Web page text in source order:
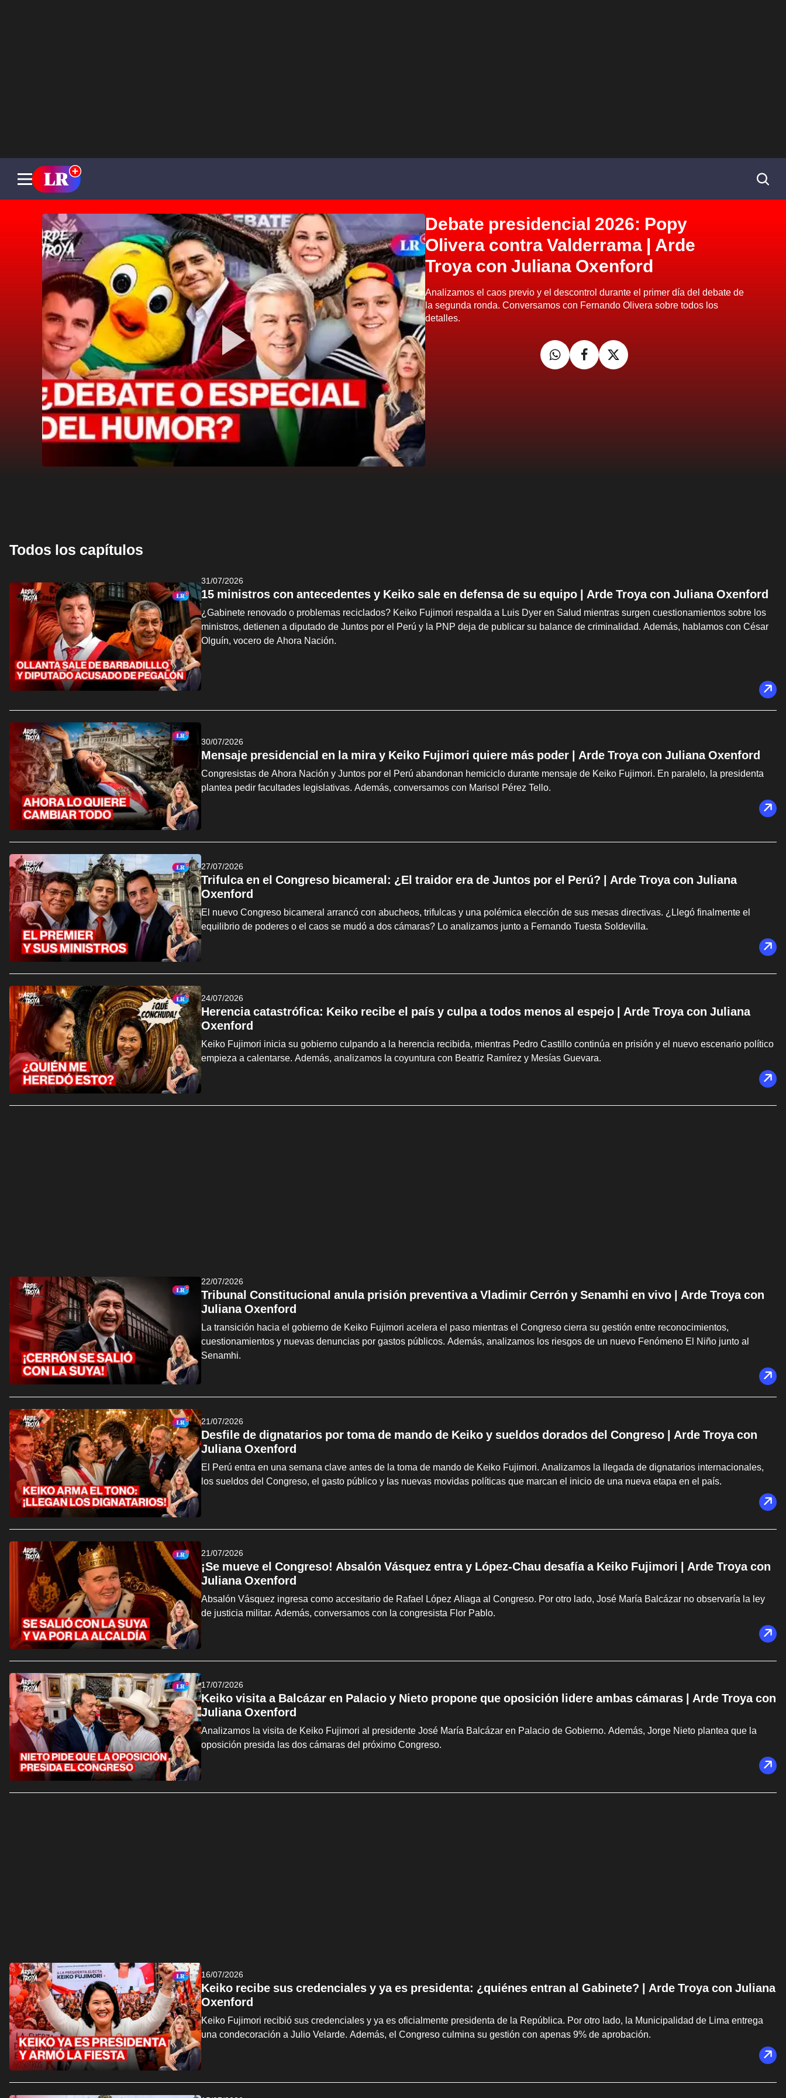
Debate presidencial 2026: Popy
Olivera contra Valderrama | Arde
Troya con Juliana Oxenford
Analizamos el caos previo y el descontrol durante el primer día del debate de
la segunda ronda. Conversamos con Fernando Olivera sobre todos los
detalles.
Todos los capítulos
31/07/2026
15 ministros con antecedentes y Keiko sale en defensa de su equipo | Arde Troya con Juliana Oxenford
¿Gabinete renovado o problemas reciclados? Keiko Fujimori respalda a Luis Dyer en Salud mientras surgen cuestionamientos sobre los
ministros, detienen a diputado de Juntos por el Perú y la PNP deja de publicar su balance de criminalidad. Además, hablamos con César
Olguín, vocero de Ahora Nación.
30/07/2026
Mensaje presidencial en la mira y Keiko Fujimori quiere más poder | Arde Troya con Juliana Oxenford
Congresistas de Ahora Nación y Juntos por el Perú abandonan hemiciclo durante mensaje de Keiko Fujimori. En paralelo, la presidenta
plantea pedir facultades legislativas. Además, conversamos con Marisol Pérez Tello.
27/07/2026
Trifulca en el Congreso bicameral: ¿El traidor era de Juntos por el Perú? | Arde Troya con Juliana
Oxenford
El nuevo Congreso bicameral arrancó con abucheos, trifulcas y una polémica elección de sus mesas directivas. ¿Llegó finalmente el
equilibrio de poderes o el caos se mudó a dos cámaras? Lo analizamos junto a Fernando Tuesta Soldevilla.
24/07/2026
Herencia catastrófica: Keiko recibe el país y culpa a todos menos al espejo | Arde Troya con Juliana
Oxenford
Keiko Fujimori inicia su gobierno culpando a la herencia recibida, mientras Pedro Castillo continúa en prisión y el nuevo escenario político
empieza a calentarse. Además, analizamos la coyuntura con Beatriz Ramírez y Mesías Guevara.
22/07/2026
Tribunal Constitucional anula prisión preventiva a Vladimir Cerrón y Senamhi en vivo | Arde Troya con
Juliana Oxenford
La transición hacia el gobierno de Keiko Fujimori acelera el paso mientras el Congreso cierra su gestión entre reconocimientos,
cuestionamientos y nuevas denuncias por gastos públicos. Además, analizamos los riesgos de un nuevo Fenómeno El Niño junto al
Senamhi.
21/07/2026
Desfile de dignatarios por toma de mando de Keiko y sueldos dorados del Congreso | Arde Troya con
Juliana Oxenford
El Perú entra en una semana clave antes de la toma de mando de Keiko Fujimori. Analizamos la llegada de dignatarios internacionales,
los sueldos del Congreso, el gasto público y las nuevas movidas políticas que marcan el inicio de una nueva etapa en el país.
21/07/2026
¡Se mueve el Congreso! Absalón Vásquez entra y López-Chau desafía a Keiko Fujimori | Arde Troya con
Juliana Oxenford
Absalón Vásquez ingresa como accesitario de Rafael López Aliaga al Congreso. Por otro lado, José María Balcázar no observaría la ley
de justicia militar. Además, conversamos con la congresista Flor Pablo.
17/07/2026
Keiko visita a Balcázar en Palacio y Nieto propone que oposición lidere ambas cámaras | Arde Troya con
Juliana Oxenford
Analizamos la visita de Keiko Fujimori al presidente José María Balcázar en Palacio de Gobierno. Además, Jorge Nieto plantea que la
oposición presida las dos cámaras del próximo Congreso.
16/07/2026
Keiko recibe sus credenciales y ya es presidenta: ¿quiénes entran al Gabinete? | Arde Troya con Juliana
Oxenford
Keiko Fujimori recibió sus credenciales y ya es oficialmente presidenta de la República. Por otro lado, la Municipalidad de Lima entrega
una condecoración a Julio Velarde. Además, el Congreso culmina su gestión con apenas 9% de aprobación.